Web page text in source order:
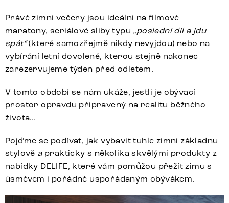
Právě zimní večery jsou ideální na filmové
maratony, seriálové sliby typu „poslední díl a jdu
spát“(které samozřejmě nikdy nevyjdou) nebo na
vybírání letní dovolené, kterou stejně nakonec
zarezervujeme týden před odletem.
V tomto období se nám ukáže, jestli je obývací
prostor opravdu připravený na realitu běžného
života…
Pojďme se podívat, jak vybavit tuhle zimní základnu
stylově aprakticky s několika skvělými produkty z
nabídky DELIFE, které vám pomůžou přežít zimu s
úsměvem i pořádně uspořádaným obývákem.